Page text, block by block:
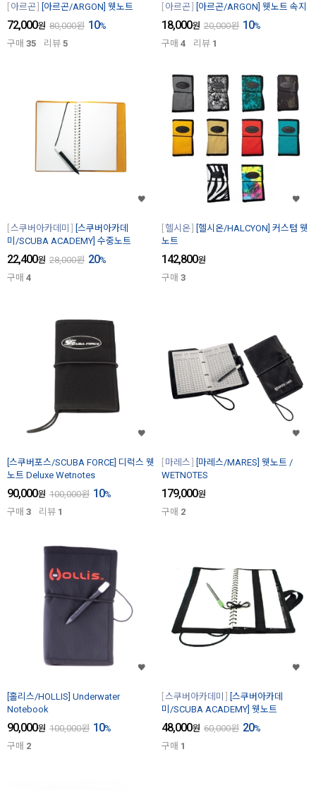
아르곤 [아르곤/ARGON] 웻노트
72,000원 80,000원 10%
구매 35 리뷰 5
아르곤 [아르곤/ARGON] 웻노트 속지
18,000원 20,000원 10%
구매 4 리뷰 1
스쿠버아카데미
[스쿠버아카데
미/SCUBA ACADEMY] 수중노트
22,400원 28,000원 20%
구매 4
헬시온
[헬시온/HALCYON] 커스텀 웻
노트
142,800원
구매 3
[스쿠버포스/SCUBA FORCE] 디럭스 웻
노트 Deluxe Wetnotes
90,000원 100,000원 10%
구매 3 리뷰 1
마레스
[마레스/MARES] 웻노트 /
WETNOTES
179,000원
구매 2
[홀리스/HOLLIS] Underwater
Notebook
90,000원 100,000원 10%
구매 2
스쿠버아카데미
[스쿠버아카데
미/SCUBA ACADEMY] 웻노트
48,000원 60,000원 20%
구매 1